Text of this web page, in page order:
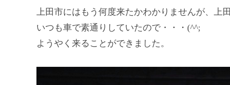
上田市にはもう何度来たかわかりませんが、上
いつも車で素通りしていたので・・・(^^;
ようやく来ることができました。